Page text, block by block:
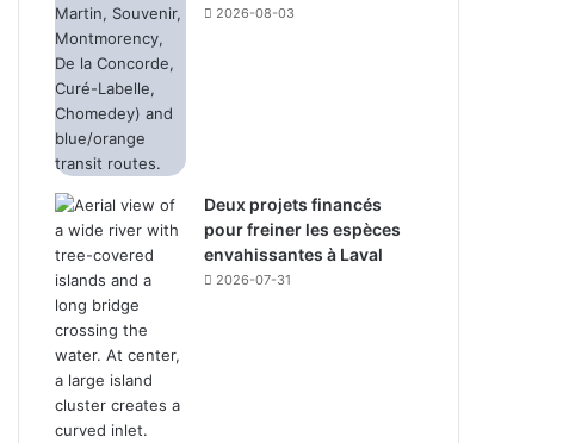
2026-08-03
Deux projets financés
pour freiner les espèces
envahissantes à Laval
2026-07-31